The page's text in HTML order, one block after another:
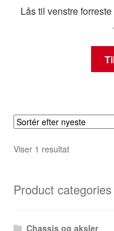
Lås til venstre
Viser 1 resultat
Product categories
Chassis og aksler